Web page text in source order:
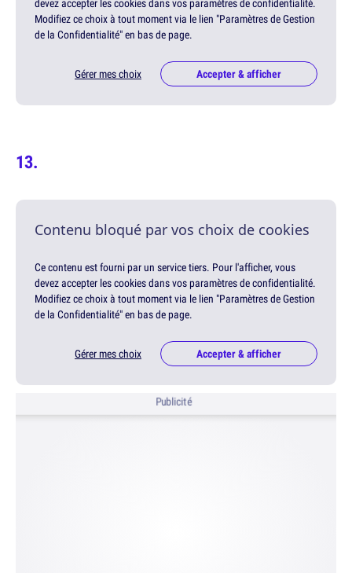
devez accepter les cookies dans vos paramètres de confidentialité.
Modifiez ce choix à tout moment via le lien "Paramètres de Gestion
de la Confidentialité" en bas de page.
Gérer mes choix Accepter & afficher
Contenu bloqué par vos choix de cookies
Ce contenu est fourni par un service tiers. Pour l'afficher, vous
devez accepter les cookies dans vos paramètres de confidentialité.
Modifiez ce choix à tout moment via le lien "Paramètres de Gestion
de la Confidentialité" en bas de page.
Gérer mes choix Accepter & afficher
Publicité